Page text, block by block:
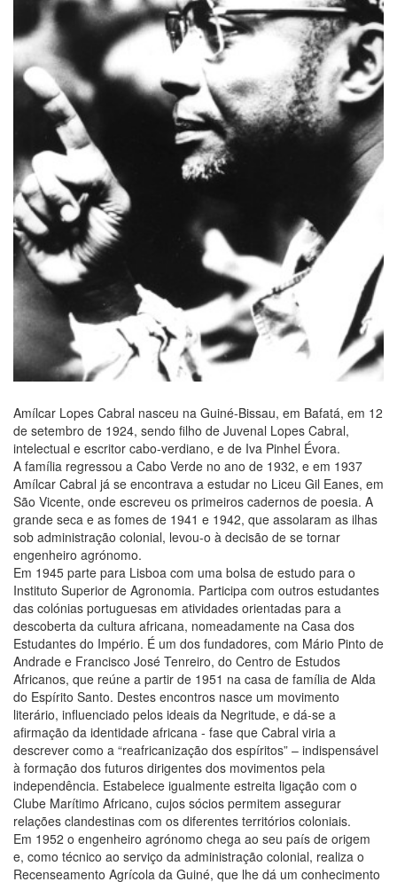
Amílcar Lopes Cabral nasceu na Guiné-Bissau, em Bafatá, em 12
de setembro de 1924, sendo filho de Juvenal Lopes Cabral,
intelectual e escritor cabo-verdiano, e de Iva Pinhel Évora.
A família regressou a Cabo Verde no ano de 1932, e em 1937
Amílcar Cabral já se encontrava a estudar no Liceu Gil Eanes, em
São Vicente, onde escreveu os primeiros cadernos de poesia. A
grande seca e as fomes de 1941 e 1942, que assolaram as ilhas
sob administração colonial, levou-o à decisão de se tornar
engenheiro agrónomo.
Em 1945 parte para Lisboa com uma bolsa de estudo para o
Instituto Superior de Agronomia. Participa com outros estudantes
das colónias portuguesas em atividades orientadas para a
descoberta da cultura africana, nomeadamente na Casa dos
Estudantes do Império. É um dos fundadores, com Mário Pinto de
Andrade e Francisco José Tenreiro, do Centro de Estudos
Africanos, que reúne a partir de 1951 na casa de família de Alda
do Espírito Santo. Destes encontros nasce um movimento
literário, influenciado pelos ideais da Negritude, e dá-se a
afirmação da identidade africana - fase que Cabral viria a
descrever como a “reafricanização dos espíritos” – indispensável
à formação dos futuros dirigentes dos movimentos pela
independência. Estabelece igualmente estreita ligação com o
Clube Marítimo Africano, cujos sócios permitem assegurar
relações clandestinas com os diferentes territórios coloniais.
Em 1952 o engenheiro agrónomo chega ao seu país de origem
e, como técnico ao serviço da administração colonial, realiza o
Recenseamento Agrícola da Guiné, que lhe dá um conhecimento